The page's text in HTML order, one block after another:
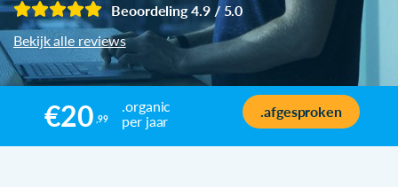
Beoordeling 4.9 / 5.0
Bekijk alle reviews
€20 ,99
.organic
per jaar
.afgesproken